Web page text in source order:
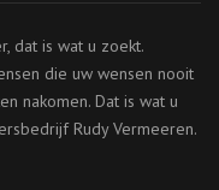
dat is wat u zoekt.
die uw wensen nooit
nakomen. Dat is wat u
Rudy Vermeeren.